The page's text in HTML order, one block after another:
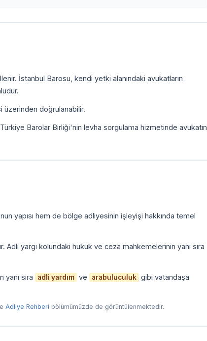
İstanbul Barosu, kendi yetki alanındaki avukatların
üzerinden doğrulanabilir.
Barolar Birliği'nin levha sorgulama hizmetinde avukatın
yapısı hem de bölge adliyesinin işleyişi hakkında temel
Adli yargı kolundaki hukuk ve ceza mahkemelerinin yanı sıra
sıra adli yardım ve arabuluculuk gibi vatandaşa
Adliye Rehberi bölümümüzde de görüntülenmektedir.